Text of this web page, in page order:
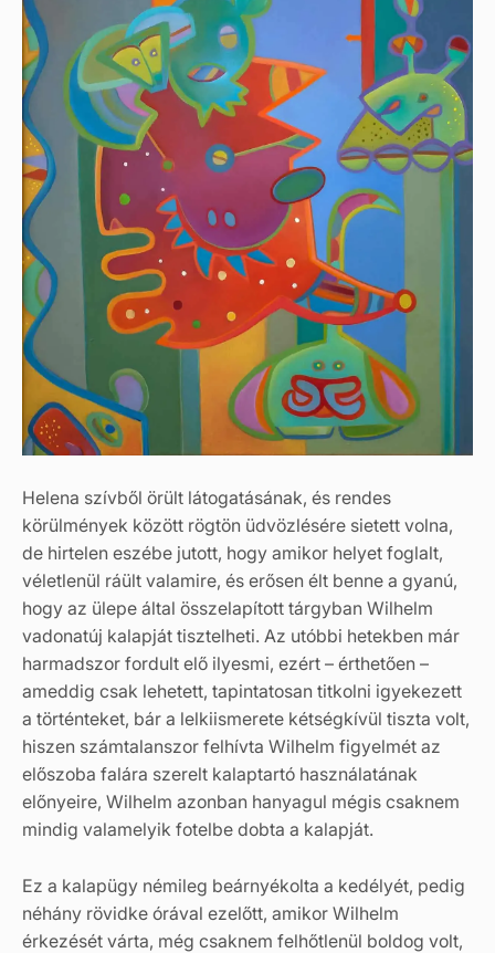
Helena szívből örült látogatásának, és rendes
körülmények között rögtön üdvözlésére sietett volna,
de hirtelen eszébe jutott, hogy amikor helyet foglalt,
véletlenül ráült valamire, és erősen élt benne a gyanú,
hogy az ülepe által összelapított tárgyban Wilhelm
vadonatúj kalapját tisztelheti. Az utóbbi hetekben már
harmadszor fordult elő ilyesmi, ezért – érthetően –
ameddig csak lehetett, tapintatosan titkolni igyekezett
a történteket, bár a lelkiismerete kétségkívül tiszta volt,
hiszen számtalanszor felhívta Wilhelm figyelmét az
előszoba falára szerelt kalaptartó használatának
előnyeire, Wilhelm azonban hanyagul mégis csaknem
mindig valamelyik fotelbe dobta a kalapját.
Ez a kalapügy némileg beárnyékolta a kedélyét, pedig
néhány rövidke órával ezelőtt, amikor Wilhelm
érkezését várta, még csaknem felhőtlenül boldog volt,